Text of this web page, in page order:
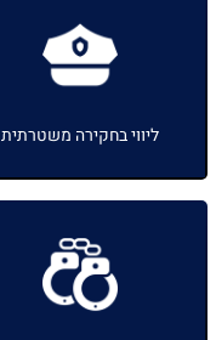
ליווי בחקירה משטרתית